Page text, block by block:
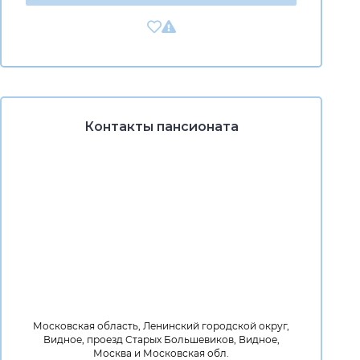
Контакты пансионата
Московская область, Ленинский городской округ,
Видное, проезд Старых Большевиков, Видное,
Москва и Московская обл.